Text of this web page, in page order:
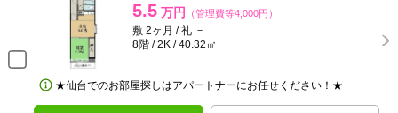
5.5 万円 （管理費等4,000円）
敷 2ヶ月 / 礼 －
8階 / 2K / 40.32㎡
★仙台でのお部屋探しはアパートナーにお任せください！★